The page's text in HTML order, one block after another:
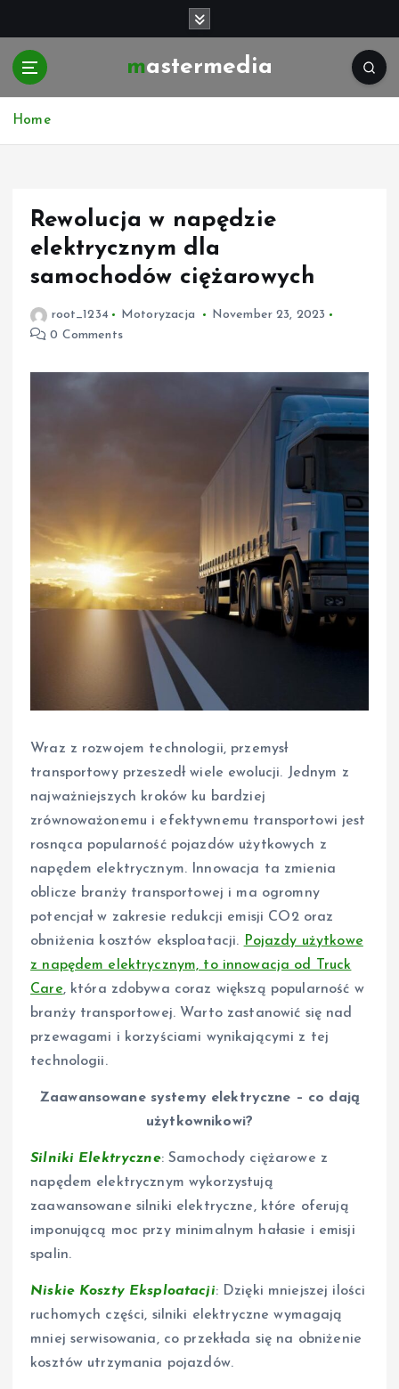
mastermedia
Home
Rewolucja w napędzie
elektrycznym dla
samochodów ciężarowych
root_1234 Motoryzacja
November 23, 2023
0 Comments
Wraz z rozwojem technologii, przemysł
transportowy przeszedł wiele ewolucji. Jednym z
najważniejszych kroków ku bardziej
zrównoważonemu i efektywnemu transportowi jest
rosnąca popularność pojazdów użytkowych z
napędem elektrycznym. Innowacja ta zmienia
oblicze branży transportowej i ma ogromny
potencjał w zakresie redukcji emisji CO2 oraz
obniżenia kosztów eksploatacji. Pojazdy użytkowe
z napędem elektrycznym, to innowacja od Truck
Care, która zdobywa coraz większą popularność w
branży transportowej. Warto zastanowić się nad
przewagami i korzyściami wynikającymi z tej
technologii.
Zaawansowane systemy elektryczne – co dają
użytkownikowi?
Silniki Elektryczne: Samochody ciężarowe z
napędem elektrycznym wykorzystują
zaawansowane silniki elektryczne, które oferują
imponującą moc przy minimalnym hałasie i emisji
spalin.
Niskie Koszty Eksploatacji: Dzięki mniejszej ilości
ruchomych części, silniki elektryczne wymagają
mniej serwisowania, co przekłada się na obniżenie
kosztów utrzymania pojazdów.